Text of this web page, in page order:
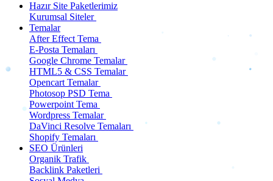
Hazır Site Paketlerimiz
Kurumsal Siteler
Temalar
After Effect Tema
E-Posta Temaları
Google Chrome Temalar
HTML5 & CSS Temalar
Opencart Temalar
Photosop PSD Tema
Powerpoint Tema
Wordpress Temalar
DaVinci Resolve Temaları
Shopify Temaları
SEO Ürünleri
Organik Trafik
Backlink Paketleri